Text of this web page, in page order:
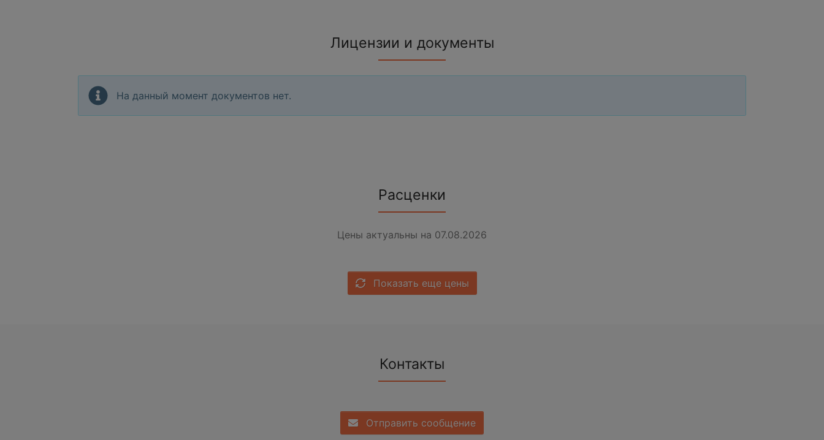
Лицензии и документы
На данный момент документов нет.
Расценки
Цены актуальны на 07.08.2026
Показать еще цены
Контакты
Отправить сообщение